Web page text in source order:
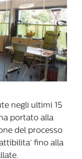
negli ultimi 15
portato alla
del processo
fino alla